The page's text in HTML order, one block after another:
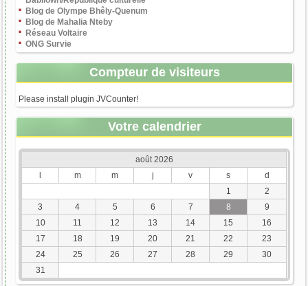
Blog de Olympe Bhêly-Quenum
Blog de Mahalia Nteby
Réseau Voltaire
ONG Survie
Compteur de visiteurs
Please install plugin JVCounter!
Votre calendrier
août 2026
l
m m j v s
d
1
2
3
4 5 6 7 8
9
10
11 12 13 14 15
16
17
18 19 20 21 22
23
24
25 26 27 28 29
30
31